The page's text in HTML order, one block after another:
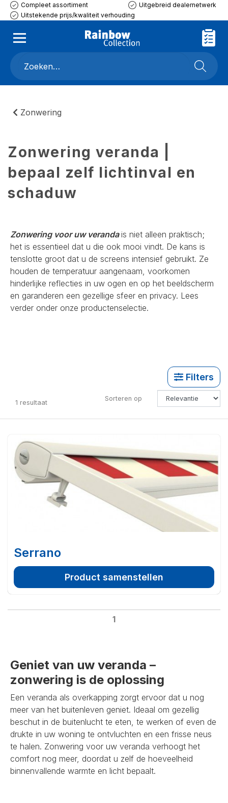
Compleet assortiment
Uitgebreid dealernetwerk
Uitstekende prijs/kwaliteit verhouding
Zonwering
Zonwering veranda |
bepaal zelf lichtinval en
schaduw
Zonwering voor uw verandais niet alleen praktisch;
het is essentieel dat u die ook mooi vindt. De kans is
tenslotte groot dat u de screens intensief gebruikt. Ze
houden de temperatuur aangenaam, voorkomen
hinderlijke reflecties in uw ogen en op het beeldscherm
en garanderen een gezellige sfeer en privacy. Lees
verder onder onze productenselectie.
Filters
1 resultaat Sorteren op
Serrano
Product samenstellen
1
Geniet van uw veranda –
zonwering is de oplossing
Een veranda als overkapping zorgt ervoor dat u nog
meer van het buitenleven geniet. Ideaal om gezellig
beschut in de buitenlucht te eten, te werken of even de
drukte in uw woning te ontvluchten en een frisse neus
te halen. Zonwering voor uw veranda verhoogt het
comfort nog meer, doordat u zelf de hoeveelheid
binnenvallende warmte en licht bepaalt.